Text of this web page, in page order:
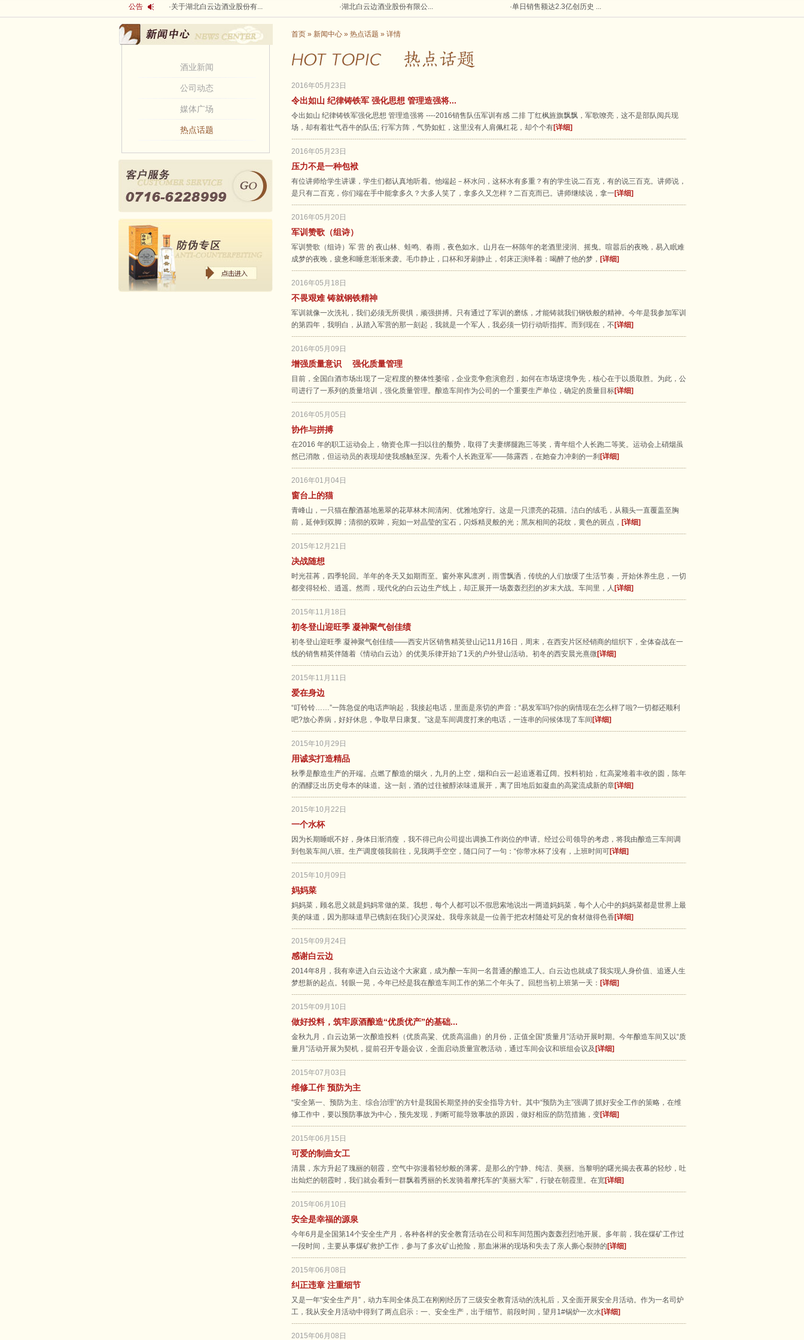
公告 ·关于湖北白云边酒业股份有... ·湖北白云边酒业股份有限公... ·单日销售额达2.3亿创历史 ...
酒业新闻
公司动态
媒体广场
热点话题
首页 » 新闻中心 » 热点话题 » 详情
2016年05月23日
令出如山 纪律铸铁军 强化思想 管理造强将...
令出如山 纪律铸铁军强化思想 管理造强将 ----2016销售队伍军训有感 二排 丁红枫旌旗飘飘，军歌嘹亮，这不是部队阅兵现
场，却有着壮气吞牛的队伍; 行军方阵，气势如虹，这里没有人肩佩杠花，却个个有[详细]
2016年05月23日
压力不是一种包袱
有位讲师给学生讲课，学生们都认真地听着。他端起－杯水问，这杯水有多重？有的学生说二百克，有的说三百克。讲师说，
是只有二百克，你们端在手中能拿多久？大多人笑了，拿多久又怎样？二百克而已。讲师继续说，拿一[详细]
2016年05月20日
军训赞歌（组诗）
军训赞歌（组诗）军 营 的 夜山林、蛙鸣、春雨，夜色如水。山月在一杯陈年的老酒里浸润、摇曳。喧嚣后的夜晚，易入眠难
成梦的夜晚，疲惫和睡意渐渐来袭。毛巾静止，口杯和牙刷静止，邻床正演绎着：喝醉了他的梦， [详细]
2016年05月18日
不畏艰难 铸就钢铁精神
军训就像一次洗礼，我们必须无所畏惧，顽强拼搏。只有通过了军训的磨练，才能铸就我们钢铁般的精神。今年是我参加军训
的第四年，我明白，从踏入军营的那一刻起，我就是一个军人，我必须一切行动听指挥。而到现在，不 [详细]
2016年05月09日
增强质量意识 强化质量管理
目前，全国白酒市场出现了一定程度的整体性萎缩，企业竞争愈演愈烈，如何在市场逆境争先，核心在于以质取胜。为此，公
司进行了一系列的质量培训，强化质量管理。酿造车间作为公司的一个重要生产单位，确定的质量目标[详细]
2016年05月05日
协作与拼搏
在2016 年的职工运动会上，物资仓库一扫以往的颓势，取得了夫妻绑腿跑三等奖，青年组个人长跑二等奖。运动会上硝烟虽
然已消散，但运动员的表现却使我感触至深。先看个人长跑亚军——陈露西，在她奋力冲刺的一刹 [详细]
2016年01月04日
窗台上的猫
青峰山，一只猫在酿酒基地葱翠的花草林木间清闲、优雅地穿行。这是一只漂亮的花猫。洁白的绒毛，从额头一直覆盖至胸
前，延伸到双脚；清彻的双眸，宛如一对晶莹的宝石，闪烁精灵般的光；黑灰相间的花纹，黄色的斑点， [详细]
2015年12月21日
决战随想
时光荏苒，四季轮回。羊年的冬天又如期而至。窗外寒风凛冽，雨雪飘洒，传统的人们放缓了生活节奏，开始休养生息，一切
都变得轻松、逍遥。然而，现代化的白云边生产线上，却正展开一场轰轰烈烈的岁末大战。车间里，人 [详细]
2015年11月18日
初冬登山迎旺季 凝神聚气创佳绩
初冬登山迎旺季 凝神聚气创佳绩——西安片区销售精英登山记11月16日，周末，在西安片区经销商的组织下，全体奋战在一
线的销售精英伴随着《情动白云边》的优美乐律开始了1天的户外登山活动。初冬的西安晨光熹微[详细]
2015年11月11日
爱在身边
“叮铃铃……”一阵急促的电话声响起，我接起电话，里面是亲切的声音：“易发军吗?你的病情现在怎么样了啦?一切都还顺利
吧?放心养病，好好休息，争取早日康复。”这是车间调度打来的电话，一连串的问候体现了车间 [详细]
2015年10月29日
用诚实打造精品
秋季是酿造生产的开端。点燃了酿造的烟火，九月的上空，烟和白云一起追逐着辽阔。投料初始，红高粱堆着丰收的圆，陈年
的酒醪泛出历史母本的味道。这一刻，酒的过往被醇浓味道展开，离了田地后如凝血的高粱流成新的章[详细]
2015年10月22日
一个水杯
因为长期睡眠不好，身体日渐消瘦 ，我不得已向公司提出调换工作岗位的申请。经过公司领导的考虑，将我由酿造三车间调
到包装车间八班。生产调度领我前往，见我两手空空，随口问了一句：“你带水杯了没有，上班时间可[详细]
2015年10月09日
妈妈菜
妈妈菜，顾名思义就是妈妈常做的菜。我想，每个人都可以不假思索地说出一两道妈妈菜，每个人心中的妈妈菜都是世界上最
美的味道，因为那味道早已镌刻在我们心灵深处。我母亲就是一位善于把农村随处可见的食材做得色香[详细]
2015年09月24日
感谢白云边
2014年8月，我有幸进入白云边这个大家庭，成为酿一车间一名普通的酿造工人。白云边也就成了我实现人身价值、追逐人生
梦想新的起点。转眼一晃，今年已经是我在酿造车间工作的第二个年头了。回想当初上班第一天： [详细]
2015年09月10日
做好投料，筑牢原酒酿造“优质优产”的基础...
金秋九月，白云边第一次酿造投料（优质高粱、优质高温曲）的月份，正值全国“质量月”活动开展时期。今年酿造车间又以“质
量月”活动开展为契机，提前召开专题会议，全面启动质量宣教活动，通过车间会议和班组会议及 [详细]
2015年07月03日
维修工作 预防为主
“安全第一、预防为主、综合治理”的方针是我国长期坚持的安全指导方针。其中“预防为主”强调了抓好安全工作的策略，在维
修工作中，要以预防事故为中心，预先发现，判断可能导致事故的原因，做好相应的防范措施，变[详细]
2015年06月15日
可爱的制曲女工
清晨，东方升起了瑰丽的朝霞，空气中弥漫着轻纱般的薄雾。是那么的宁静、纯洁、美丽。当黎明的曙光揭去夜幕的轻纱，吐
出灿烂的朝霞时，我们就会看到一群飘着秀丽的长发骑着摩托车的“美丽大军”，行驶在朝霞里。在宽[详细]
2015年06月10日
安全是幸福的源泉
今年6月是全国第14个安全生产月，各种各样的安全教育活动在公司和车间范围内轰轰烈烈地开展。多年前，我在煤矿工作过
一段时间，主要从事煤矿救护工作，参与了多次矿山抢险，那血淋淋的现场和失去了亲人撕心裂肺的 [详细]
2015年06月08日
纠正违章 注重细节
又是一年“安全生产月”，动力车间全体员工在刚刚经历了三级安全教育活动的洗礼后，又全面开展安全月活动。作为一名司炉
工，我从安全月活动中得到了两点启示：一、安全生产，出于细节。前段时间，望月1#锅炉一次水[详细]
2015年06月08日